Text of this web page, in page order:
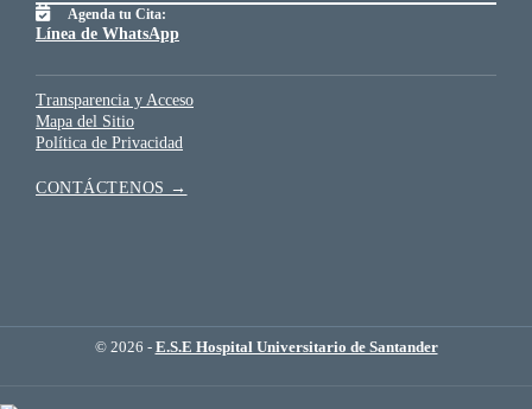
Agenda tu Cita:
Línea de WhatsApp
Transparencia y Acceso
Mapa del Sitio
Política de Privacidad
CONTÁCTENOS →
© 2026 - E.S.E Hospital Universitario de Santander